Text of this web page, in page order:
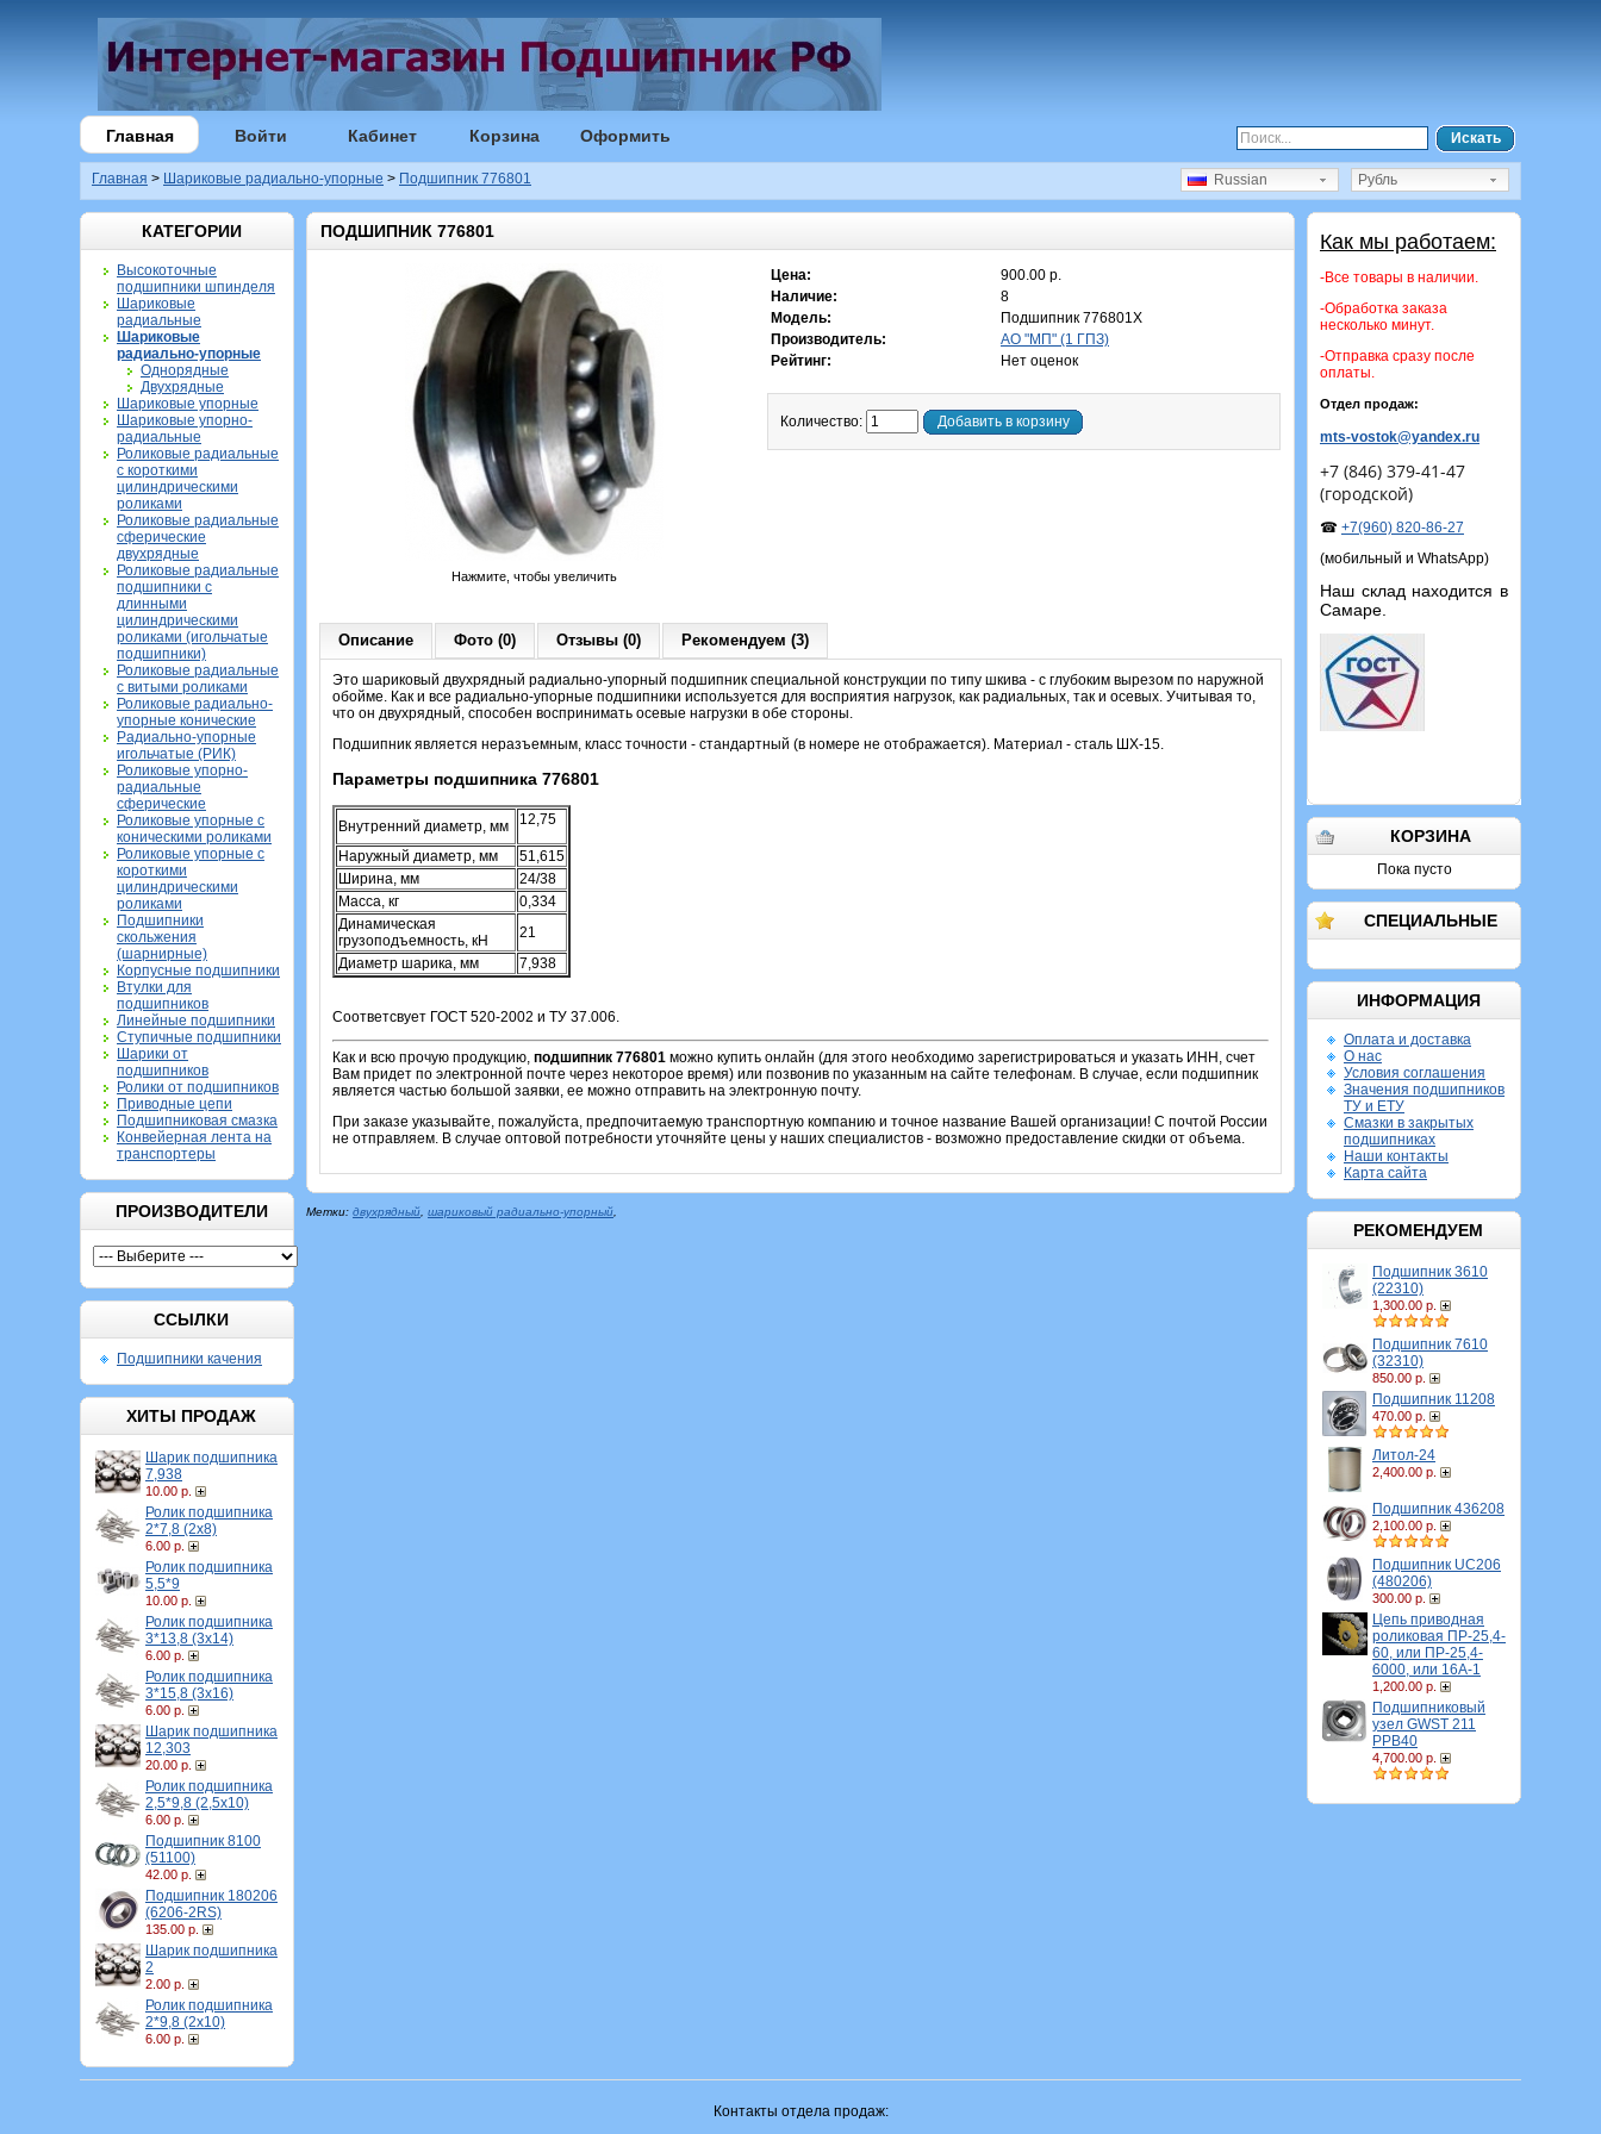
Главная Войти Кабинет Корзина Оформить Искать
Главная > Шариковые радиально-упорные > Подшипник 776801 Рубль
Russian
КАТЕГОРИИ
Высокоточные
подшипники шпинделя
Шариковые
радиальные
Шариковые
радиально-упорные
Однорядные
Двухрядные
Шариковые упорные
Шариковые упорно-
радиальные
Роликовые радиальные
с короткими
цилиндрическими
роликами
Роликовые радиальные
сферические
двухрядные
Роликовые радиальные
подшипники с
длинными
цилиндрическими
роликами (игольчатые
подшипники)
Роликовые радиальные
с витыми роликами
Роликовые радиально-
упорные конические
Радиально-упорные
игольчатые (РИК)
Роликовые упорно-
радиальные
сферические
Роликовые упорные с
коническими роликами
Роликовые упорные с
короткими
цилиндрическими
роликами
Подшипники
скольжения
(шарнирные)
Корпусные подшипники
Втулки для
подшипников
Линейные подшипники
Ступичные подшипники
Шарики от
подшипников
Ролики от подшипников
Приводные цепи
Подшипниковая смазка
Конвейерная лента на
транспортеры
ПРОИЗВОДИТЕЛИ
ССЫЛКИ
Подшипники качения
ХИТЫ ПРОДАЖ
Шарик подшипника
7,938
10.00 р.
Ролик подшипника
2*7,8 (2х8)
6.00 р.
Ролик подшипника
5,5*9
10.00 р.
Ролик подшипника
3*13,8 (3х14)
6.00 р.
Ролик подшипника
3*15,8 (3х16)
6.00 р.
Шарик подшипника
12,303
20.00 р.
Ролик подшипника
2,5*9,8 (2,5х10)
6.00 р.
Подшипник 8100
(51100)
42.00 р.
Подшипник 180206
(6206-2RS)
135.00 р.
Шарик подшипника
2
2.00 р.
Ролик подшипника
2*9,8 (2х10)
6.00 р.
Как мы работаем:
-Все товары в наличии.
-Обработка заказа
несколько минут.
-Отправка сразу после
оплаты.
Отдел продаж:
mts-vostok@yandex.ru
+7 (846) 379-41-47
(городской)
☎ +7(960) 820-86-27
(мобильный и WhatsApp)
Наш склад находится в
Самаре.
КОРЗИНА
Пока пусто
СПЕЦИАЛЬНЫЕ
ИНФОРМАЦИЯ
Оплата и доставка
О нас
Условия соглашения
Значения подшипников
ТУ и ЕТУ
Смазки в закрытых
подшипниках
Наши контакты
Карта сайта
РЕКОМЕНДУЕМ
Подшипник 3610
(22310)
1,300.00 р.
Подшипник 7610
(32310)
850.00 р.
Подшипник 11208
470.00 р.
Литол-24
2,400.00 р.
Подшипник 436208
2,100.00 р.
Подшипник UC206
(480206)
300.00 р.
Цепь приводная
роликовая ПР-25,4-
60, или ПР-25,4-
6000, или 16A-1
1,200.00 р.
Подшипниковый
узел GWST 211
PPB40
4,700.00 р.
ПОДШИПНИК 776801
Нажмите, чтобы увеличить
Цена:
900.00 р.
Наличие:
8
Модель:
Подшипник 776801Х
Производитель:
АО "МП" (1 ГПЗ)
Рейтинг:
Нет оценок
Количество: Добавить в корзину
Описание Фото (0) Отзывы (0) Рекомендуем (3)
Это шариковый двухрядный радиально-упорный подшипник специальной конструкции по типу шкива - с глубоким вырезом по наружной
обойме. Как и все радиально-упорные подшипники используется для восприятия нагрузок, как радиальных, так и осевых. Учитывая то,
что он двухрядный, способен воспринимать осевые нагрузки в обе стороны.
Подшипник является неразъемным, класс точности - стандартный (в номере не отображается). Материал - сталь ШХ-15.
Параметры подшипника 776801
Внутренний диаметр, мм 12,75
Наружный диаметр, мм
51,615
Ширина, мм
24/38
Масса, кг
0,334
Динамическая
грузоподъемность, кН
21
Диаметр шарика, мм
7,938
Соответсвует ГОСТ 520-2002 и ТУ 37.006.
Как и всю прочую продукцию, подшипник 776801 можно купить онлайн (для этого необходимо зарегистрироваться и указать ИНН, счет
Вам придет по электронной почте через некоторое время) или позвонив по указанным на сайте телефонам. В случае, если подшипник
является частью большой заявки, ее можно отправить на электронную почту.
При заказе указывайте, пожалуйста, предпочитаемую транспортную компанию и точное название Вашей организации! С почтой России
не отправляем. В случае оптовой потребности уточняйте цены у наших специалистов - возможно предоставление скидки от объема.
Метки: двухрядный шариковый радиально-упорный
Контакты отдела продаж: